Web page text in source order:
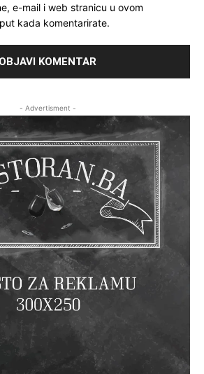
e-mail i web stranicu u ovom
kada komentarirate.
- Advertisment -